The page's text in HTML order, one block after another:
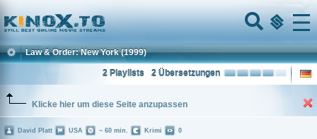
Home
Menu
Law & Order: New York (1999)
2 Übersetzungen
2 Playlists
Klicke hier um diese Seite anzupassen
David Platt USA ~ 60 min. Krimi 0